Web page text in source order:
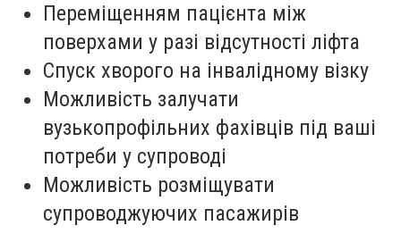
Переміщенням пацієнта між
поверхами у разі відсутності ліфта
Спуск хворого на інвалідному візку
Можливість залучати
вузькопрофільних фахівців під ваші
потреби у супроводі
Можливість розміщувати
супроводжуючих пасажирів